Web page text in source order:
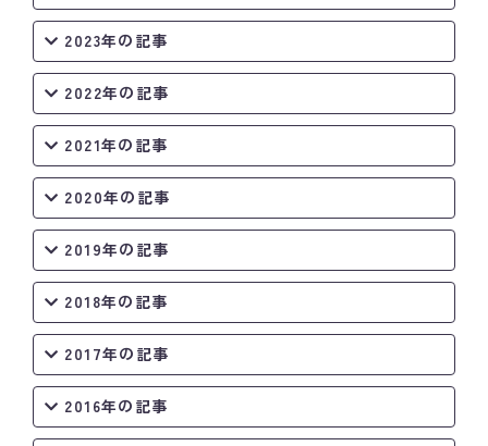
2023年の記事
2022年の記事
2021年の記事
2020年の記事
2019年の記事
2018年の記事
2017年の記事
2016年の記事